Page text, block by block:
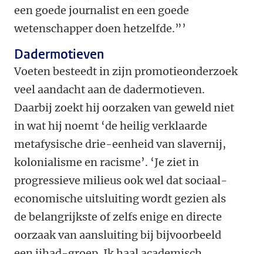
een ­goede journalist en een goede
wetenschapper doen hetzelfde.”’
Dadermotieven
Voeten besteedt in zijn promotieonderzoek
veel aandacht aan de dadermotieven.
Daarbij zoekt hij oorzaken van geweld niet
in wat hij noemt ‘de ­heilig verklaarde
metafysische drie-eenheid van slavernij,
kolonialisme en racisme’. ‘Je ziet in
progressieve milieus ook wel dat sociaal-
economische uitsluiting wordt gezien als
de belangrijkste of zelfs enige en directe
oorzaak van aansluiting bij bijvoorbeeld